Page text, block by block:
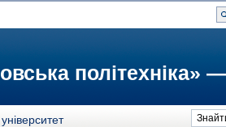
політехніка»